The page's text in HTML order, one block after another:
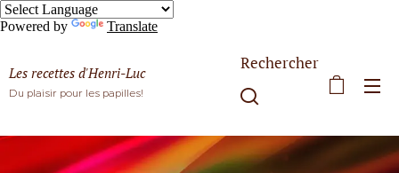
Powered by Translate
Les recettes d'Henri-Luc
Du plaisir pour les papilles!
Rechercher